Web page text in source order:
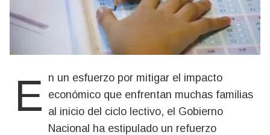
En un esfuerzo por mitigar el impacto económico que enfrentan muchas familias
al inicio del ciclo lectivo, el Gobierno
Nacional ha estipulado un refuerzo